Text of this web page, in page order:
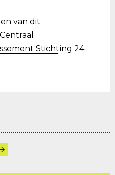
van dit
Centraal
Stichting 24